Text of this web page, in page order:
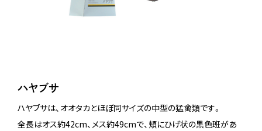
ハヤブサ
ハヤブサは、オオタカとほぼ同サイズの中型の猛禽類です。
全長はオス約42cm、メス約49cmで、頬にひげ状の黒色班があ